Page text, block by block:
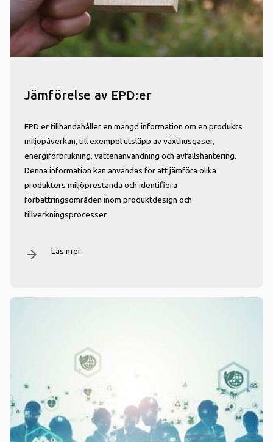
Jämförelse av EPD:er
EPD:er tillhandahåller en mängd information om en produkts
miljöpåverkan, till exempel utsläpp av växthusgaser,
energiförbrukning, vattenanvändning och avfallshantering.
Denna information kan användas för att jämföra olika
produkters miljöprestanda och identifiera
förbättringsområden inom produktdesign och
tillverkningsprocesser.
arrow_forward Läs mer